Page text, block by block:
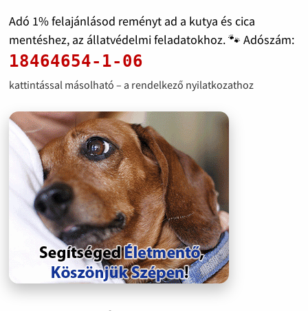
Adó 1% felajánlásod reményt ad a kutya és cica
mentéshez, az állatvédelmi feladatokhoz. 🐾 Adószám:
18464654-1-06
kattintással másolható – a rendelkező nyilatkozathoz